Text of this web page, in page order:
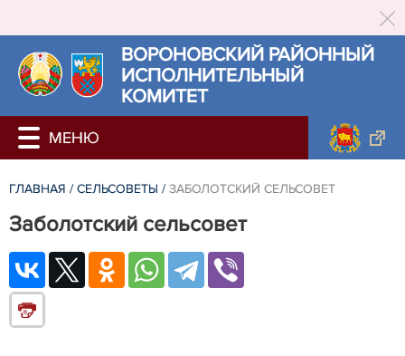
ВОРОНОВСКИЙ РАЙОННЫЙ
ИСПОЛНИТЕЛЬНЫЙ
КОМИТЕТ
ГЛАВНАЯ / СЕЛЬСОВЕТЫ / ЗАБОЛОТСКИЙ СЕЛЬСОВЕТ
Заболотский сельсовет